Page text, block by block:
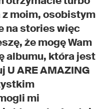
moim, osobistym
na stories więc
że mogę Wam
albumu, która jest
U ARE AMAZING
mi